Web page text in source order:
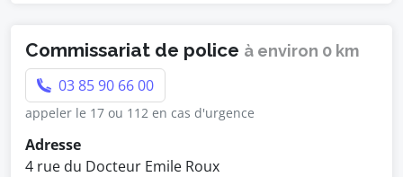
Commissariat de police à environ 0 km
03 85 90 66 00
appeler le 17 ou 112 en cas d'urgence
Adresse
4 rue du Docteur Emile Roux